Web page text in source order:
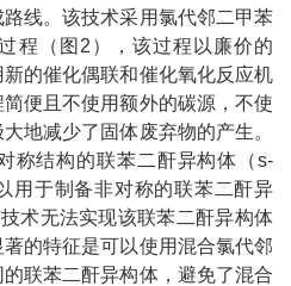
线。该技术采用氯代邻二甲苯
程（图 2 ），该过程以廉价的
的催化偶联和催化氧化反应机
便且不使用额外的碳源，不使
地减少了固体废弃物的产生。
称结构的联苯二酐异构体（s-
用于制备非对称的联苯二酐异
术无法实现该联苯二酐异构体
的特征是可以使用混合氯代邻
联苯二酐异构体，避免了混合